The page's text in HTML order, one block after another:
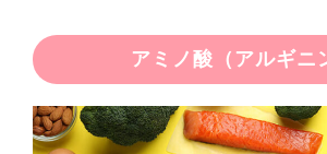
アミノ酸（アルギニ